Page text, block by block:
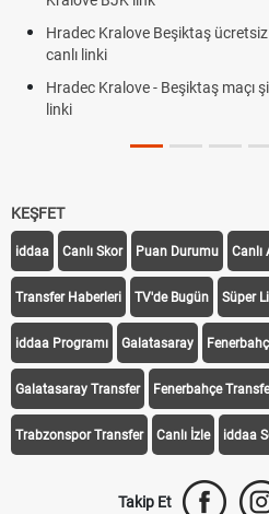
Hradec Kralove Beşiktaş
canlı linki
Hradec Kralove - Beşiktaş maçı
linki
KEŞFET
iddaa Canlı Skor Puan Durumu Canlı
Transfer Haberleri TV'de Bugün Süper
iddaa Programı Galatasaray
Galatasaray Transfer Fenerbahçe
Trabzonspor Transfer Canlı İzle iddaa
Takip Et